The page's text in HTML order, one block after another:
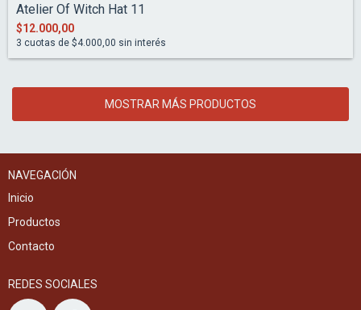
Atelier Of Witch Hat 11
$12.000,00
3 cuotas de $4.000,00 sin interés
MOSTRAR MÁS PRODUCTOS
NAVEGACIÓN
Inicio
Productos
Contacto
REDES SOCIALES